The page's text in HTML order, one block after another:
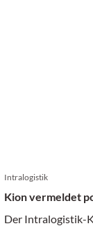
Intralogistik
Kion vermeldet
Der Intralogistik-